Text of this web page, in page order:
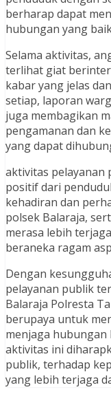
berharap dapat
hubungan yang
Selama aktivitas,
terlihat giat
kabar yang jelas
setiap, laporan
juga membagikan
pengamanan dan
yang dapat
aktivitas pelayanan
positif dari
kehadiran dan
polsek Balaraja,
merasa lebih
beraneka ragam
Dengan
pelayanan publik
Balaraja Polresta
berupaya untuk
menjaga hubungan
aktivitas ini
publik, terhadap
yang lebih terjaga